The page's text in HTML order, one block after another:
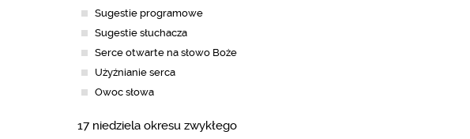
Sugestie programowe
Sugestie słuchacza
Serce otwarte na słowo Boże
Użyźnianie serca
Owoc słowa
17 niedziela okresu zwykłego